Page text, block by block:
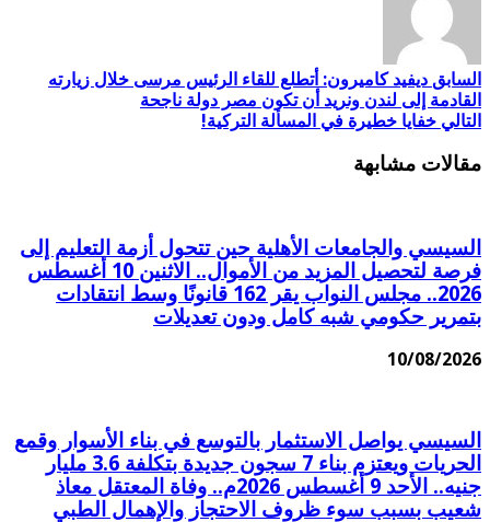
السابق ديفيد كاميرون: أتطلع للقاء الرئيس مرسى خلال زيارته
القادمة إلى لندن ونريد أن تكون مصر دولة ناجحة
التالي خفايا خطيرة في المسألة التركية!
مقالات مشابهة
السيسي والجامعات الأهلية حين تتحول أزمة التعليم إلى
فرصة لتحصيل المزيد من الأموال.. الاثنين 10 أغسطس
2026.. مجلس النواب يقر 162 قانونًا وسط انتقادات
بتمرير حكومي شبه كامل ودون تعديلات
10/08/2026
السيسي يواصل الاستثمار بالتوسع في بناء الأسوار وقمع
الحريات ويعتزم بناء 7 سجون جديدة بتكلفة 3.6 مليار
جنيه.. الأحد 9 أغسطس 2026م.. وفاة المعتقل معاذ
شعيب بسبب سوء ظروف الاحتجاز والإهمال الطبي